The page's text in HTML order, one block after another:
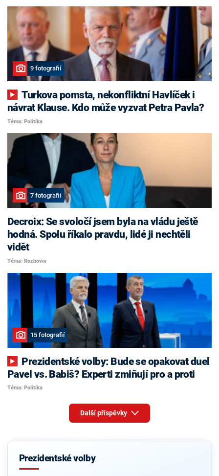
9 fotografií
Turkova pomsta, nekonfliktní Havlíček i
návrat Klause. Kdo může vyzvat Petra Pavla?
Téma: Politika
7 fotografií
Decroix: Se svoločí jsem byla na vládu ještě
hodná. Spolu říkalo pravdu, lidé ji nechtěli
vidět
Téma: Rozhovor
15 fotografií
Pavel vs. Babiš? Experti zmiňují pro a proti
Téma: Politika
Další příspěvky
Prezidentské volby